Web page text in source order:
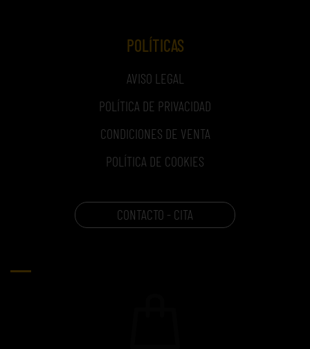
POLÍTICAS
AVISO LEGAL
POLÍTICA DE PRIVACIDAD
CONDICIONES DE VENTA
POLÍTICA DE COOKIES
CONTACTO - CITA